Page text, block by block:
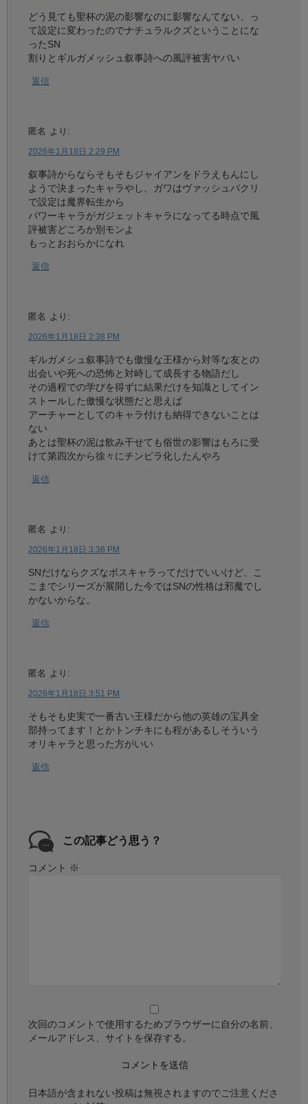
どう見ても聖杯の泥の影響なのに影響なんてない、っ
て設定に変わったのでナチュラルクズということにな
ったSN
割りとギルガメッシュ叙事詩への風評被害ヤバい
返信
匿名 より:
2026年1月18日 2:29 PM
叙事詩からならそもそもジャイアンをドラえもんにし
ようで決まったキャラやし、ガワはヴァッシュパクリ
で設定は魔界転生から
パワーキャラがガジェットキャラになってる時点で風
評被害どころか別モンよ
もっとおおらかになれ
返信
匿名 より:
2026年1月18日 2:38 PM
ギルガメシュ叙事詩でも傲慢な王様から対等な友との
出会いや死への恐怖と対峙して成長する物語だし
その過程での学びを得ずに結果だけを知識としてイン
ストールした傲慢な状態だと思えば
アーチャーとしてのキャラ付けも納得できないことは
ない
あとは聖杯の泥は飲み干せても俗世の影響はもろに受
けて第四次から徐々にチンピラ化したんやろ
返信
匿名 より:
2026年1月18日 3:36 PM
SNだけならクズなボスキャラってだけでいいけど、こ
こまでシリーズが展開した今ではSNの性格は邪魔でし
かないからな。
返信
匿名 より:
2026年1月18日 3:51 PM
そもそも史実で一番古い王様だから他の英雄の宝具全
部持ってます！とかトンチキにも程があるしそういう
オリキャラと思った方がいい
返信
この記事どう思う？
コメント ※
次回のコメントで使用するためブラウザーに自分の名前、
メールアドレス、サイトを保存する。
日本語が含まれない投稿は無視されますのでご注意くださ